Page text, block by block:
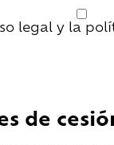
legal y la
de